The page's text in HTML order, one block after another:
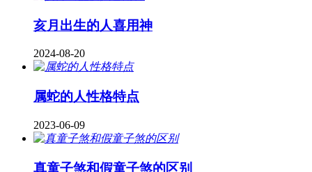
亥月出生的人喜用神
2024-08-20
属蛇的人性格特点
2023-06-09
真童子煞和假童子煞的区别